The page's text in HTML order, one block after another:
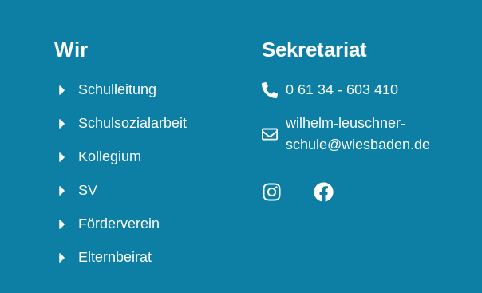
Wir
Schulleitung
Schulsozialarbeit
Kollegium
SV
Förderverein
Elternbeirat
Sekretariat
0 61 34 - 603 410
wilhelm-leuschner-
schule@wiesbaden.de